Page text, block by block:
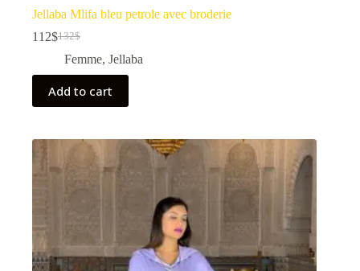
Jellaba Mlifa bleu petrole avec broderie
132$
112$
Femme, Jellaba
Add to cart